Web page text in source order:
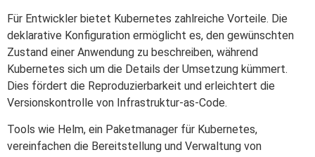
Für Entwickler bietet Kubernetes zahlreiche Vorteile. Die
deklarative Konfiguration ermöglicht es, den gewünschten
Zustand einer Anwendung zu beschreiben, während
Kubernetes sich um die Details der Umsetzung kümmert.
Dies fördert die Reproduzierbarkeit und erleichtert die
Versionskontrolle von Infrastruktur-as-Code.
Tools wie Helm, ein Paketmanager für Kubernetes,
vereinfachen die Bereitstellung und Verwaltung von